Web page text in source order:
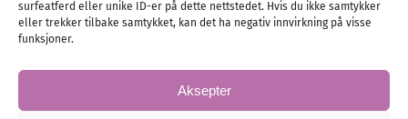
surfeatferd eller unike ID-er på dette nettstedet. Hvis du ikke samtykker
eller trekker tilbake samtykket, kan det ha negativ innvirkning på visse
funksjoner.
Aksepter
E-post :info@ nordicbridalmedia.com